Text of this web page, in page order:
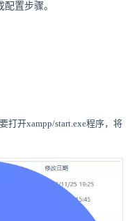
置步骤。
打开xampp/start.exe程序，将